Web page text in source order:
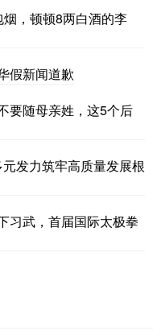
，顿顿8两白酒的李
假新闻道歉
要随母亲姓，这5个后
发力筑牢高质量发展根
习武，首届国际太极拳